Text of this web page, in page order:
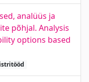
analüüs ja
põhjal. Analysis
options based